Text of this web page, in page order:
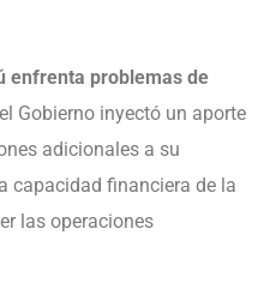
enfrenta problemas de
Gobierno inyectó un aporte
adicionales a su
capacidad financiera de la
las operaciones